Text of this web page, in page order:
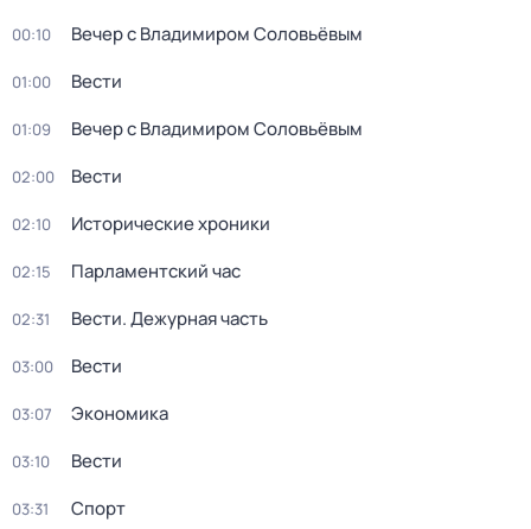
00:10 Вечер с Владимиром Соловьёвым
01:00 Вести
01:09 Вечер с Владимиром Соловьёвым
02:00 Вести
02:10 Исторические хроники
02:15 Парламентский час
02:31 Вести. Дежурная часть
03:00 Вести
03:07 Экономика
03:10 Вести
03:31 Спорт